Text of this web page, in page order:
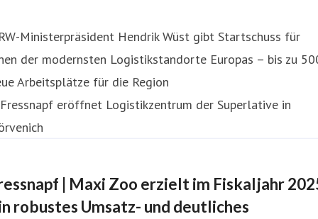
Ministerpräsident Hendrik Wüst gibt Startschuss für
der modernsten Logistikstandorte Europas – bis zu
Arbeitsplätze für die Region
| Maxi Zoo erzielt im Fiskaljahr
robustes Umsatz- und deutliches